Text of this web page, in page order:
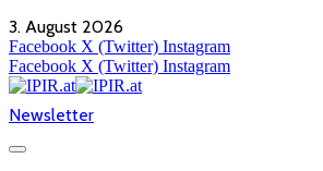
3. August 2026
Facebook X (Twitter) Instagram
Facebook X (Twitter) Instagram
Newsletter